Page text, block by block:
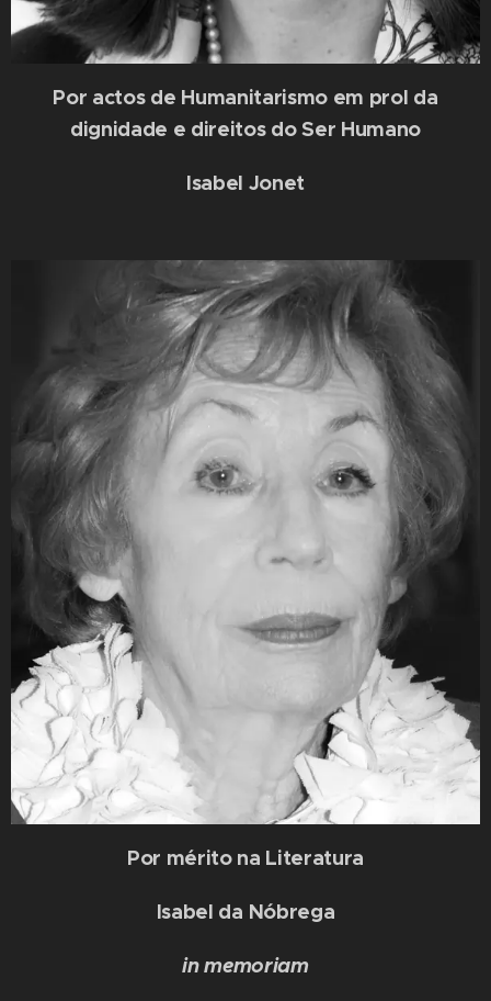
Por actos de Humanitarismo em prol da
dignidade e direitos do Ser Humano
Isabel Jonet
Por mérito na Literatura
Isabel da Nóbrega
in memoriam